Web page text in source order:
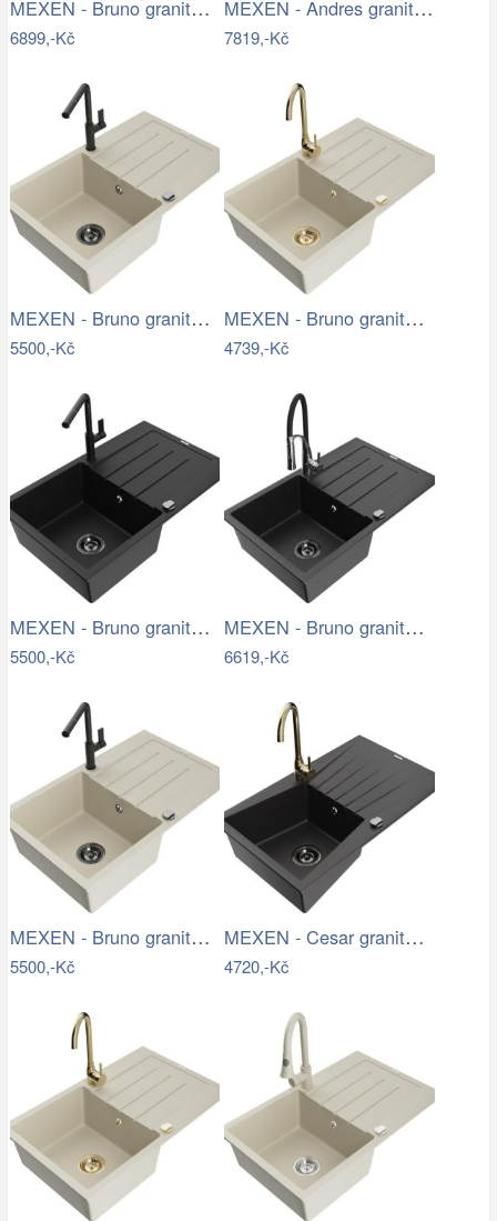
MEXEN - Bruno granitový dřez s…
6899,-Kč
MEXEN - Andres granitový dřez s…
7819,-Kč
MEXEN - Bruno granitový dřez 1 s…
5500,-Kč
MEXEN - Bruno granitový dřez s…
4739,-Kč
MEXEN - Bruno granitový dřez 1 s…
5500,-Kč
MEXEN - Bruno granitový dřez s…
6619,-Kč
MEXEN - Bruno granitový dřez 1 s…
5500,-Kč
MEXEN - Cesar granitový dřez s…
4720,-Kč